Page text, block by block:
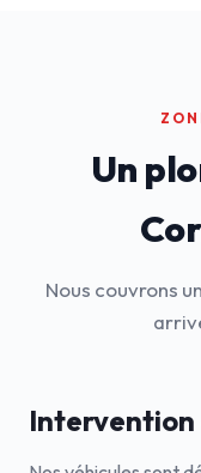
Un
Nous couvrons
Intervention